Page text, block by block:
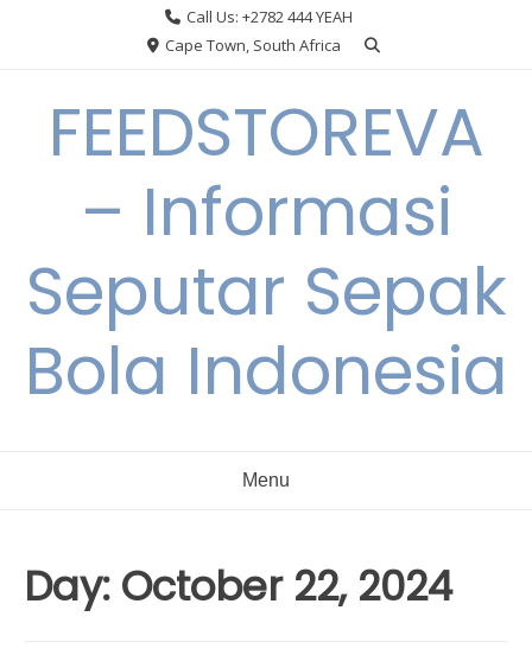
Call Us: +2782 444 YEAH
Cape Town, South Africa
FEEDSTOREVA
– Informasi
Seputar Sepak
Bola Indonesia
Menu
Day: October 22, 2024